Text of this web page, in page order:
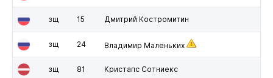
зщ 15 Дмитрий Костромитин
зщ 24 Владимир Маленьких
зщ 81 Кристапс Сотниекс